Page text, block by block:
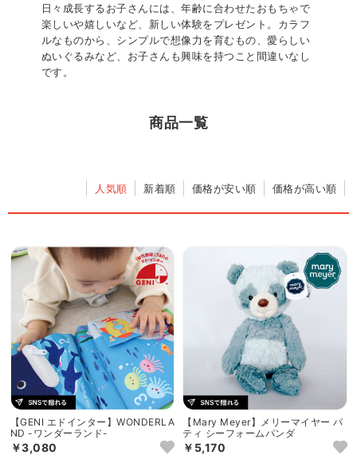
日々成長するお子さんには、年齢に合わせたおもちゃで
楽しいや嬉しいなど、新しい体験をプレゼント。カラフ
ルなものから、シンプルで想像力を育むもの、愛らしい
ぬいぐるみなど、お子さんも興味を持つこと間違いなし
です。
商品一覧
人気順 新着順 価格が安い順 価格が高い順
【GENI エドインター】WONDERLA
ND -ワンダーランド-
￥3,080
【Mary Meyer】メリーマイヤー パ
ティ シーフォームパンダ
￥5,170